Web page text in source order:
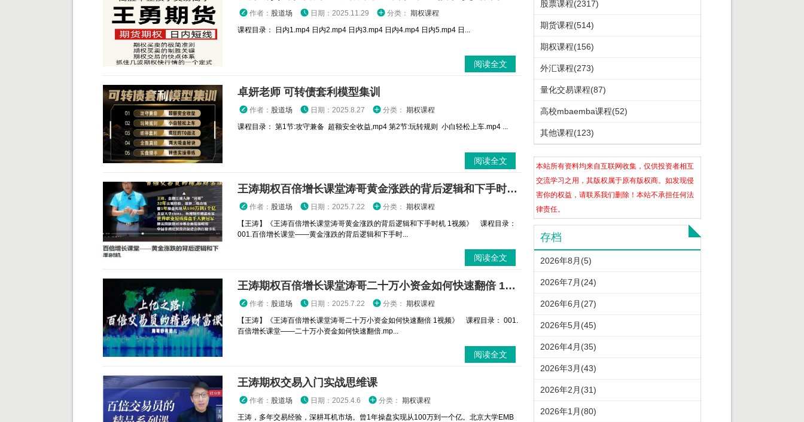
作者： 股道场 日期：2025.11.29 分类： 期权课程
课程目录： 日内1.mp4 日内2.mp4 日内3.mp4 日内4.mp4 日内5.mp4 日...
阅读全文
卓妍老师 可转债套利模型集训
作者： 股道场 日期：2025.8.27 分类： 期权课程
课程目录： 第1节:攻守兼备 超额安全收益,mp4 第2节:玩转规则 小白轻松上车.mp4 ...
阅读全文
王涛期权百倍增长课堂涛哥黄金涨跌的背后逻辑和下手时机 1视频
作者： 股道场 日期：2025.7.22 分类： 期权课程
【王涛】《王涛百倍增长课堂涛哥黄金涨跌的背后逻辑和下手时机 1视频》 课程目录：
001.百倍增长课堂——黄金涨跌的背后逻辑和下手时...
阅读全文
王涛期权百倍增长课堂涛哥二十万小资金如何快速翻倍 1视频
作者： 股道场 日期：2025.7.22 分类： 期权课程
【王涛】《王涛百倍增长课堂涛哥二十万小资金如何快速翻倍 1视频》 课程目录： 001.
百倍增长课堂——二十万小资金如何快速翻倍.mp...
阅读全文
王涛期权交易入门实战思维课
作者： 股道场 日期：2025.4.6 分类： 期权课程
王涛，多年交易经验，深耕耳机市场。曾1年操盘实现从100万到一个亿。北京大学EMB
股票课程(2317)
期货课程(514)
期权课程(156)
外汇课程(273)
量化交易课程(87)
高校mbaemba课程(52)
其他课程(123)
本站所有资料均来自互联网收集，仅供投资者相互
交流学习之用，其版权属于原有版权商。如发现侵
害你的权益，请联系我们删除！本站不承担任何法
律责任。
存档
2026年8月(5)
2026年7月(24)
2026年6月(27)
2026年5月(45)
2026年4月(35)
2026年3月(43)
2026年2月(31)
2026年1月(80)